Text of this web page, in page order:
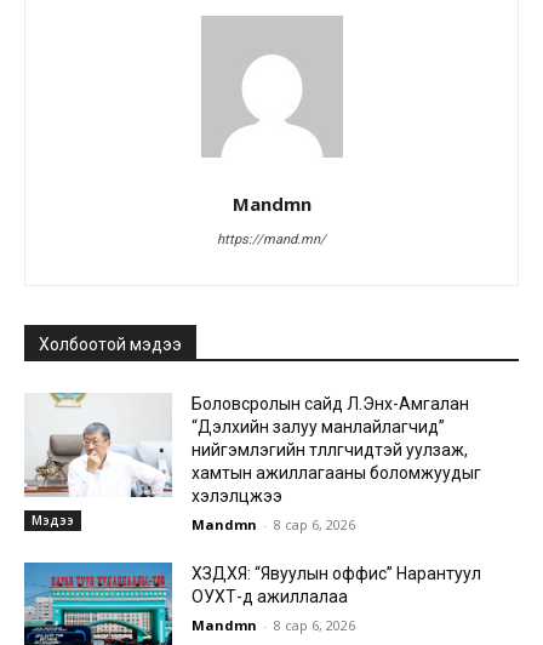
Mandmn
https://mand.mn/
Холбоотой мэдээ
Мэдээ
Боловсролын сайд Л.Энх-Амгалан
“Дэлхийн залуу манлайлагчид”
нийгэмлэгийн төлөөлөгчидтэй уулзаж,
хамтын ажиллагааны боломжуудыг
хэлэлцжээ
Mandmn - 8 сар 6, 2026
ХЗДХЯ: “Явуулын оффис” Нарантуул
ОУХТ-д ажиллалаа
Mandmn - 8 сар 6, 2026